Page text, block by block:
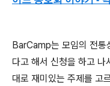
BarCamp는 모임의 전통
다고 해서 신청을 하고 나
대로 재미있는 주제를 고